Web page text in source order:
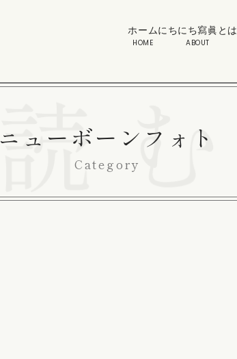
ホーム
HOME
にちにち寫眞とは
ABOUT
ニューボーンフォト
Category